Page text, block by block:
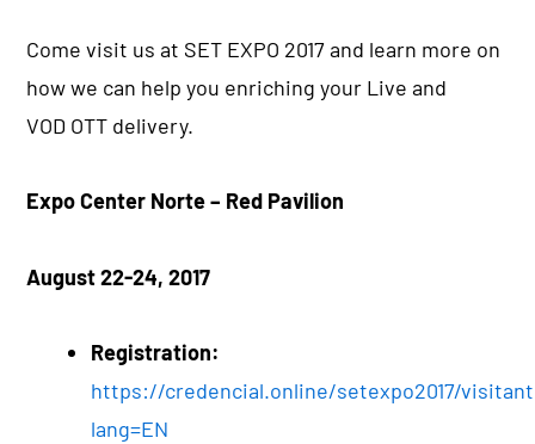
Come visit us at SET EXPO 2017 and learn more on
how we can help you enriching your Live and
VOD OTT delivery.
Expo Center Norte – Red Pavilion
August 22-24, 2017
Registration:
https://credencial.online/setexpo2017/
lang=EN